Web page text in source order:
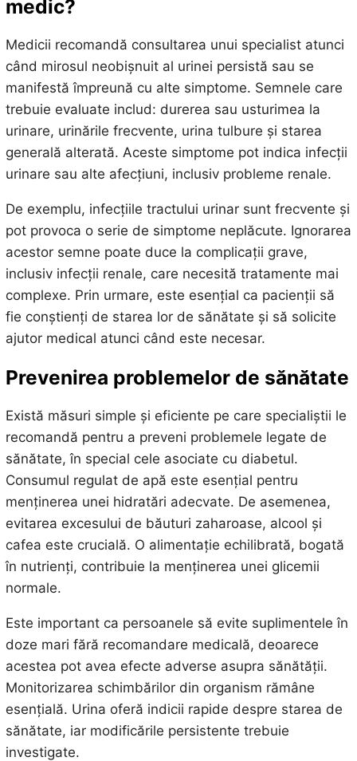
medic?
Medicii recomandă consultarea unui specialist atunci
când mirosul neobișnuit al urinei persistă sau se
manifestă împreună cu alte simptome. Semnele care
trebuie evaluate includ: durerea sau usturimea la
urinare, urinările frecvente, urina tulbure și starea
generală alterată. Aceste simptome pot indica infecții
urinare sau alte afecțiuni, inclusiv probleme renale.
De exemplu, infecțiile tractului urinar sunt frecvente și
pot provoca o serie de simptome neplăcute. Ignorarea
acestor semne poate duce la complicații grave,
inclusiv infecții renale, care necesită tratamente mai
complexe. Prin urmare, este esențial ca pacienții să
fie conștienți de starea lor de sănătate și să solicite
ajutor medical atunci când este necesar.
Prevenirea problemelor de sănătate
Există măsuri simple și eficiente pe care specialiștii le
recomandă pentru a preveni problemele legate de
sănătate, în special cele asociate cu diabetul.
Consumul regulat de apă este esențial pentru
menținerea unei hidratări adecvate. De asemenea,
evitarea excesului de băuturi zaharoase, alcool și
cafea este crucială. O alimentație echilibrată, bogată
în nutrienți, contribuie la menținerea unei glicemii
normale.
Este important ca persoanele să evite suplimentele în
doze mari fără recomandare medicală, deoarece
acestea pot avea efecte adverse asupra sănătății.
Monitorizarea schimbărilor din organism rămâne
esențială. Urina oferă indicii rapide despre starea de
sănătate, iar modificările persistente trebuie
investigate.